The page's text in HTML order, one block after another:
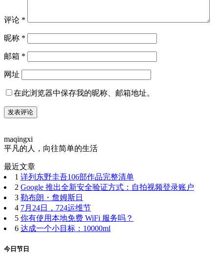
评论 *
昵称 *
邮箱 *
网址
在此浏览器中保存我的昵称、邮箱地址。
maqingxi
平凡的人，向往简单的生活
最近文章
1 详列东野圭吾106部作品完整清单
2 Google 推出全新安全验证方式：自拍视频登录账户
3 勒布朗・詹姆斯日
4 7月24日，724运维节
5 你有使用本地免费 WiFi 服务吗？
6 达成一个小目标：10000ml
今日节日